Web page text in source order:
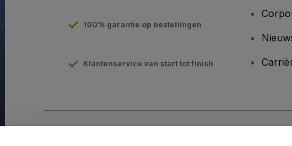
100% garantie op bestellingen
Klantenservice van start tot finish